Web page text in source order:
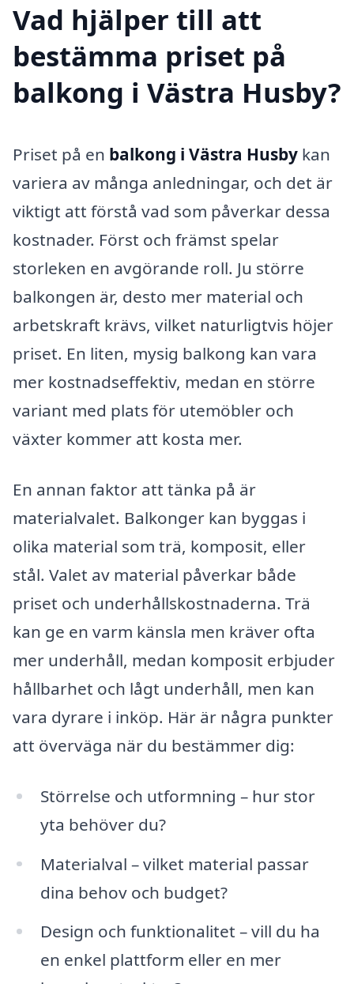
Vad hjälper till att
bestämma priset på
balkong i Västra Husby?
Priset på en balkong i Västra Husby kan
variera av många anledningar, och det är
viktigt att förstå vad som påverkar dessa
kostnader. Först och främst spelar
storleken en avgörande roll. Ju större
balkongen är, desto mer material och
arbetskraft krävs, vilket naturligtvis höjer
priset. En liten, mysig balkong kan vara
mer kostnadseffektiv, medan en större
variant med plats för utemöbler och
växter kommer att kosta mer.
En annan faktor att tänka på är
materialvalet. Balkonger kan byggas i
olika material som trä, komposit, eller
stål. Valet av material påverkar både
priset och underhållskostnaderna. Trä
kan ge en varm känsla men kräver ofta
mer underhåll, medan komposit erbjuder
hållbarhet och lågt underhåll, men kan
vara dyrare i inköp. Här är några punkter
att överväga när du bestämmer dig:
Störrelse och utformning – hur stor
yta behöver du?
Materialval – vilket material passar
dina behov och budget?
Design och funktionalitet – vill du ha
en enkel plattform eller en mer